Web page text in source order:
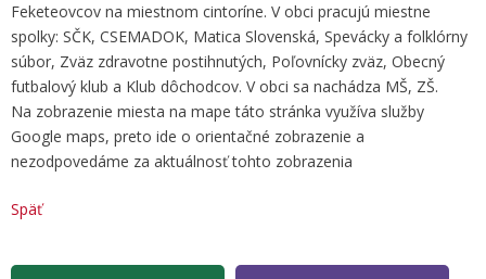
Feketeovcov na miestnom cintoríne. V obci pracujú miestne
spolky: SČK, CSEMADOK, Matica Slovenská, Spevácky a folklórny
súbor, Zväz zdravotne postihnutých, Poľovnícky zväz, Obecný
futbalový klub a Klub dôchodcov. V obci sa nachádza MŠ, ZŠ.
Na zobrazenie miesta na mape táto stránka využíva služby
Google maps, preto ide o orientačné zobrazenie a
nezodpovedáme za aktuálnosť tohto zobrazenia
Späť